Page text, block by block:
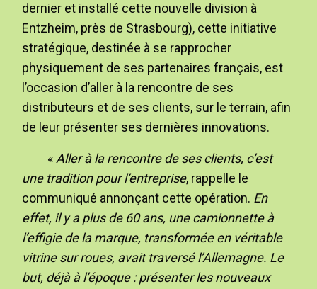
dernier et installé cette nouvelle division à
Entzheim, près de Strasbourg), cette initiative
stratégique, destinée à se rapprocher
physiquement de ses partenaires français, est
l’occasion d’aller à la rencontre de ses
distributeurs et de ses clients, sur le terrain, afin
de leur présenter ses dernières innovations.
«Aller à la rencontre de ses clients, c’est
une tradition pour l’entreprise, rappelle le
communiqué annonçant cette opération. En
effet, il y a plus de 60 ans, une camionnette à
l’effigie de la marque, transformée en véritable
vitrine sur roues, avait traversé l’Allemagne. Le
but, déjà à l’époque : présenter les nouveaux